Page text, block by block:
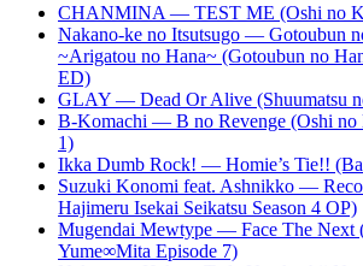
CHANMINA — TEST ME (Oshi no
Nakano-ke no Itsutsugo — Gotoubun
~Arigatou no Hana~ (Gotoubun no
ED)
GLAY — Dead Or Alive (Shuumatsu
B-Komachi — B no Revenge (Oshi no
1)
Ikka Dumb Rock! — Homie’s Tie!!
Suzuki Konomi feat. Ashnikko —
Hajimeru Isekai Seikatsu Season 4 OP)
Mugendai Mewtype — Face The Next
Yume∞Mita Episode 7)